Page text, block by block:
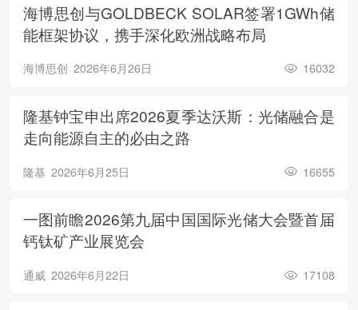
海博思创与GOLDBECK SOLAR签署1GWh储
能框架协议，携手深化欧洲战略布局
海博思创 2026年6月26日 16032
隆基钟宝申出席2026夏季达沃斯：光储融合是
走向能源自主的必由之路
隆基 2026年6月25日 16655
一图前瞻2026第九届中国国际光储大会暨首届
钙钛矿产业展览会
通威 2026年6月22日 17108